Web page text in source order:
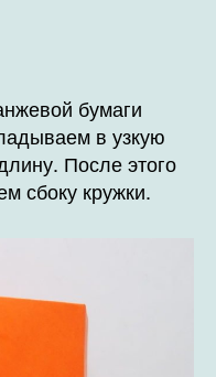
бумаги
в узкую
После этого
сбоку кружки.